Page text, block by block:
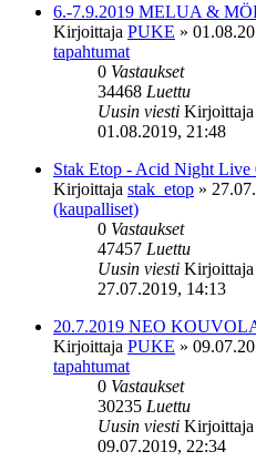
6.-7.9.2019 MELUA &
Kirjoittaja PUKE »
tapahtumat
0 Vastaukset
34468 Luettu
Uusin viesti Kirjoittaja
01.08.2019, 21:48
Stak Etop - Acid Night
Kirjoittaja stak_etop »
(kaupalliset)
0 Vastaukset
47457 Luettu
Uusin viesti Kirjoittaja
27.07.2019, 14:13
20.7.2019 NEO
Kirjoittaja PUKE »
tapahtumat
0 Vastaukset
30235 Luettu
Uusin viesti Kirjoittaja
09.07.2019, 22:34